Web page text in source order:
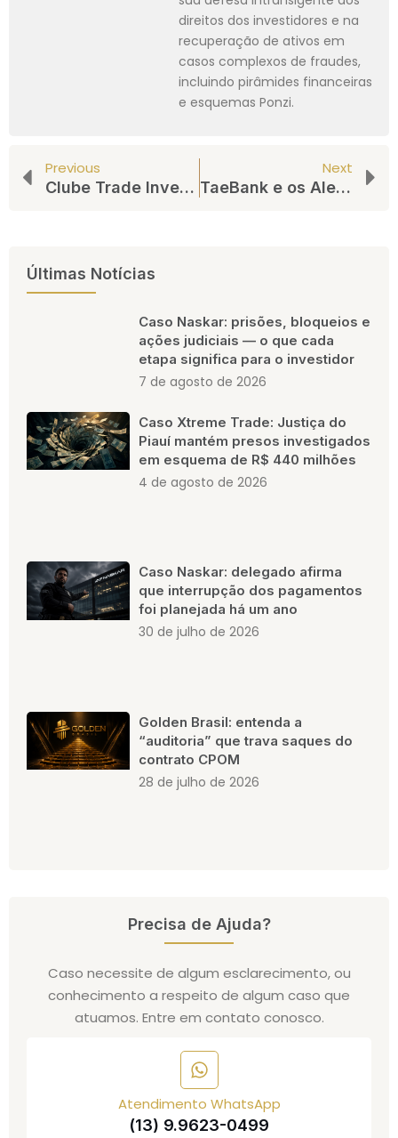
direitos dos investidores e na
recuperação de ativos em
casos complexos de fraudes,
incluindo pirâmides financeiras
e esquemas Ponzi.
Previous
Clube Trade Investment e Os Sinais de Risco para Investidores em Cosmópolis
Next
TaeBank e os Alertas de Investidores Diante dos Atrasos em Saques
Últimas Notícias
Caso Naskar: prisões, bloqueios e
ações judiciais — o que cada
etapa significa para o investidor
7 de agosto de 2026
Caso Xtreme Trade: Justiça do
Piauí mantém presos investigados
em esquema de R$ 440 milhões
4 de agosto de 2026
Caso Naskar: delegado afirma
que interrupção dos pagamentos
foi planejada há um ano
30 de julho de 2026
Golden Brasil: entenda a
“auditoria” que trava saques do
contrato CPOM
28 de julho de 2026
Precisa de Ajuda?
Caso necessite de algum esclarecimento, ou
conhecimento a respeito de algum caso que
atuamos. Entre em contato conosco.
Atendimento WhatsApp
(13) 9.9623-0499